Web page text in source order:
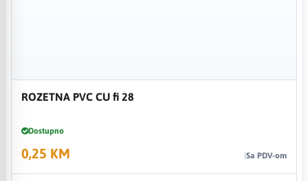
ROZETNA PVC CU fi 28
Dostupno
0,25 KM Sa PDV-om